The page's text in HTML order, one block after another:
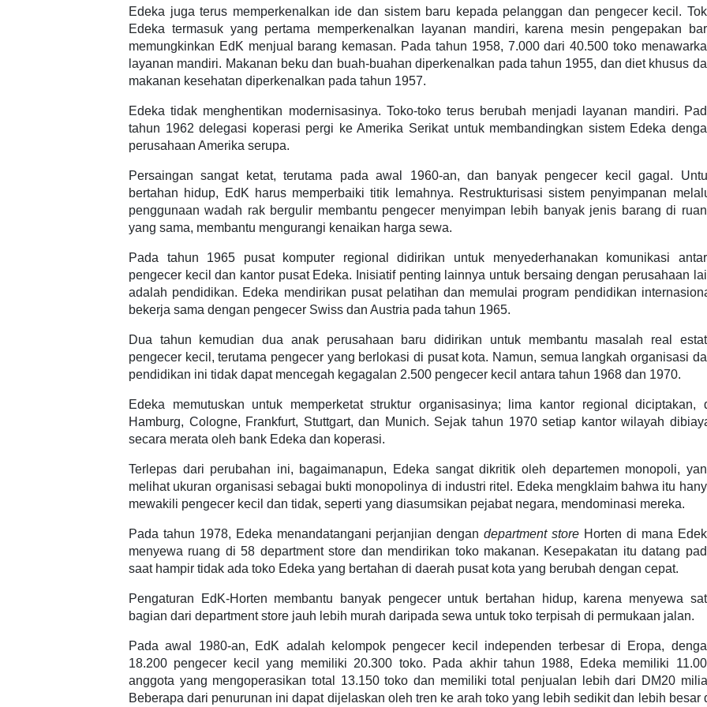
Edeka juga terus memperkenalkan ide dan sistem baru kepada pelanggan dan pengecer kecil.
Edeka termasuk yang pertama memperkenalkan layanan mandiri, karena mesin pengepakan
memungkinkan EdK menjual barang kemasan. Pada tahun 1958, 7.000 dari 40.500 toko
layanan mandiri. Makanan beku dan buah-buahan diperkenalkan pada tahun 1955, dan diet khusus
makanan kesehatan diperkenalkan pada tahun 1957.
Edeka tidak menghentikan modernisasinya. Toko-toko terus berubah menjadi layanan mandiri.
tahun 1962 delegasi koperasi pergi ke Amerika Serikat untuk membandingkan sistem Edeka
perusahaan Amerika serupa.
Persaingan sangat ketat, terutama pada awal 1960-an, dan banyak pengecer kecil gagal.
bertahan hidup, EdK harus memperbaiki titik lemahnya. Restrukturisasi sistem penyimpanan
penggunaan wadah rak bergulir membantu pengecer menyimpan lebih banyak jenis barang di
yang sama, membantu mengurangi kenaikan harga sewa.
Pada tahun 1965 pusat komputer regional didirikan untuk menyederhanakan komunikasi
pengecer kecil dan kantor pusat Edeka. Inisiatif penting lainnya untuk bersaing dengan perusahaan
adalah pendidikan. Edeka mendirikan pusat pelatihan dan memulai program pendidikan
bekerja sama dengan pengecer Swiss dan Austria pada tahun 1965.
Dua tahun kemudian dua anak perusahaan baru didirikan untuk membantu masalah real
pengecer kecil, terutama pengecer yang berlokasi di pusat kota. Namun, semua langkah organisasi
pendidikan ini tidak dapat mencegah kegagalan 2.500 pengecer kecil antara tahun 1968 dan 1970.
Edeka memutuskan untuk memperketat struktur organisasinya; lima kantor regional diciptakan,
Hamburg, Cologne, Frankfurt, Stuttgart, dan Munich. Sejak tahun 1970 setiap kantor wilayah
secara merata oleh bank Edeka dan koperasi.
Terlepas dari perubahan ini, bagaimanapun, Edeka sangat dikritik oleh departemen monopoli,
melihat ukuran organisasi sebagai bukti monopolinya di industri ritel. Edeka mengklaim bahwa itu
mewakili pengecer kecil dan tidak, seperti yang diasumsikan pejabat negara, mendominasi mereka.
Pada tahun 1978, Edeka menandatangani perjanjian dengandepartment store Horten di mana
menyewa ruang di 58 department store dan mendirikan toko makanan. Kesepakatan itu datang
saat hampir tidak ada toko Edeka yang bertahan di daerah pusat kota yang berubah dengan cepat.
Pengaturan EdK-Horten membantu banyak pengecer untuk bertahan hidup, karena menyewa
bagian dari department store jauh lebih murah daripada sewa untuk toko terpisah di permukaan jalan.
Pada awal 1980-an, EdK adalah kelompok pengecer kecil independen terbesar di Eropa,
18.200 pengecer kecil yang memiliki 20.300 toko. Pada akhir tahun 1988, Edeka memiliki
anggota yang mengoperasikan total 13.150 toko dan memiliki total penjualan lebih dari DM20
Beberapa dari penurunan ini dapat dijelaskan oleh tren ke arah toko yang lebih sedikit dan lebih besar